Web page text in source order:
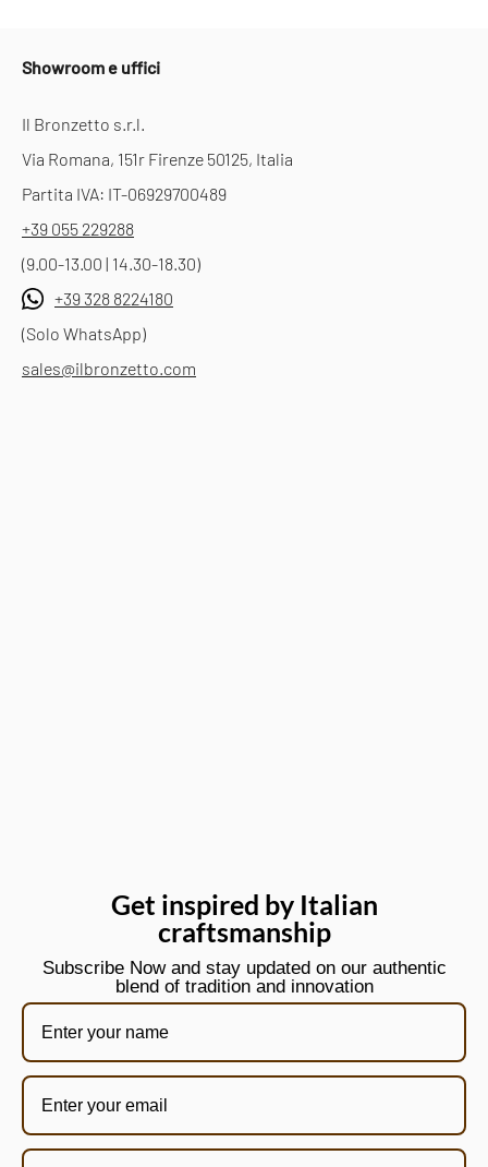
Showroom e uffici
Il Bronzetto s.r.l.
Via Romana, 151r Firenze 50125, Italia
Partita IVA: IT-06929700489
+39 055 229288
(9.00-13.00 | 14.30-18.30)
+39 328 8224180
(Solo WhatsApp)
sales@ilbronzetto.com
Get inspired by Italian
craftsmanship
Subscribe Now and stay updated on our authentic
blend of tradition and innovation